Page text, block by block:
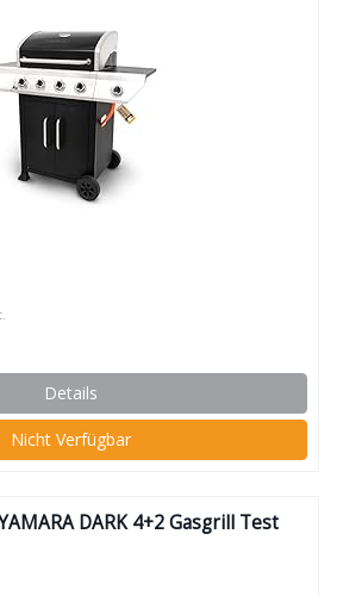
Details
Nicht Verfügbar
DARK 4+2 Gasgrill Test